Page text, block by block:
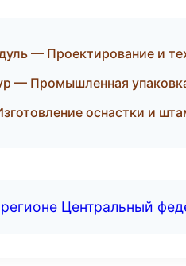
— Проектирование и
— Промышленная
оснастки и
Центральный